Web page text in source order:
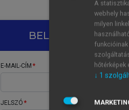
BELÉPÉS SAJÁT
E-MAIL-CÍM
JELSZÓ
A
webhely
milyen
hőtérképek
↓ 1